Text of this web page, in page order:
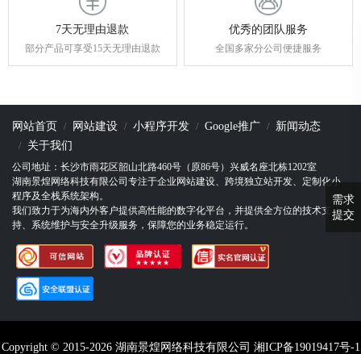
7天无理由退款
部分产品可享受15天无理由退款
优秀的团队服务
全国多家分公司便捷服务
网站首页 网站建设 小程序开发 Google推广
新闻动态
关于我们
公司地址：长沙市雨花区韶山北路460号（原86号）兴威名座北栋1202室
湖南景煌网络科技有限公司专注于企业网站建设、跨境独立站开发、定制化小
程序及全栈系统架构。
我们致力于为海内外客户提供高性能的数字化平台，并提供全方位的技术支
持、系统维护与安全升级服务，保障您的业务稳定运行。
Copyright © 2015-2026 湖南景煌网络科技有限公司 湘ICP备19019417号-1
需求
提交